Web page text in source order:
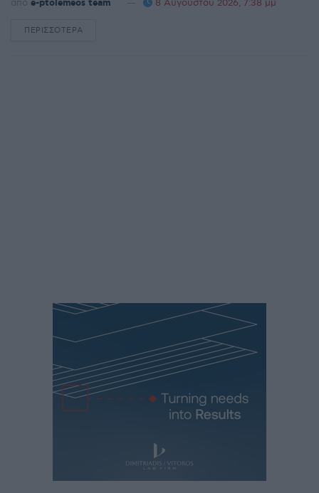
από e-ptolemeos team 8 Αυγούστου 2026, 7:38 μμ
ΠΕΡΙΣΣΌΤΕΡΑ